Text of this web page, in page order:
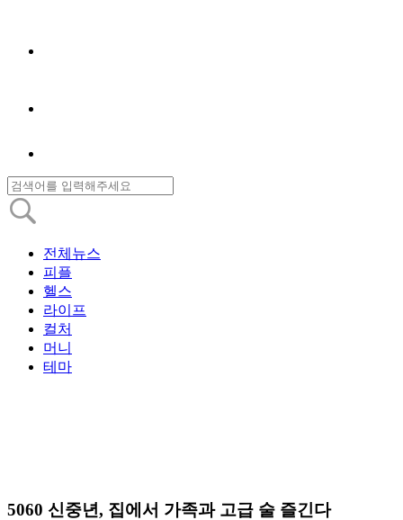
전체뉴스
피플
헬스
라이프
컬처
머니
테마
5060 신중년, 집에서 가족과 고급 술 즐긴다